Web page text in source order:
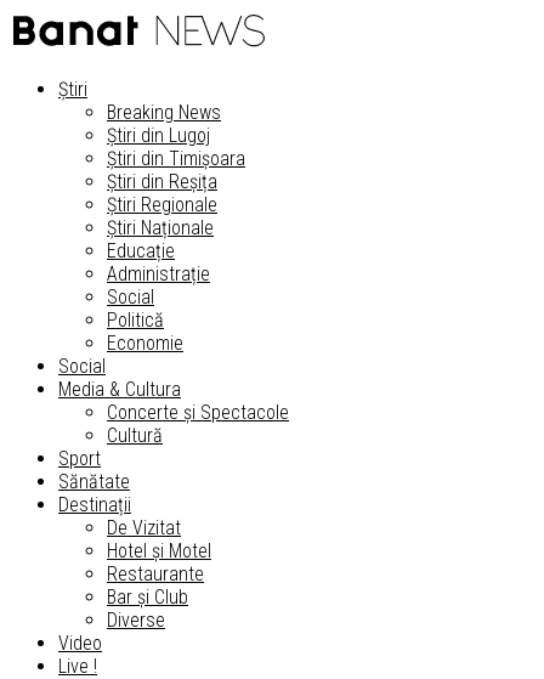
Știri
Breaking News
Știri din Lugoj
Știri din Timișoara
Știri din Reșița
Știri Regionale
Știri Naționale
Educație
Administrație
Social
Politică
Economie
Social
Media & Cultura
Concerte și Spectacole
Cultură
Sport
Sănătate
Destinații
De Vizitat
Hotel și Motel
Restaurante
Bar și Club
Diverse
Video
Live !